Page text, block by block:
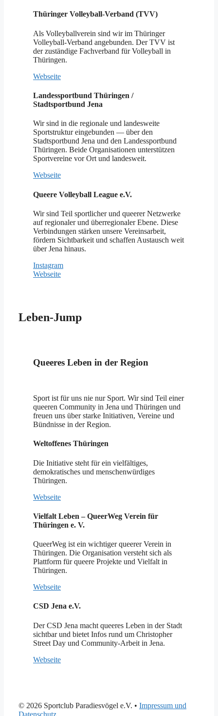
Thüringer Volleyball-Verband (TVV)
Als Volleyballverein sind wir im Thüringer
Volleyball-Verband angebunden. Der TVV ist
der zuständige Fachverband für Volleyball in
Thüringen.
Webseite
Landessportbund Thüringen /
Stadtsportbund Jena
Wir sind in die regionale und landesweite
Sportstruktur eingebunden — über den
Stadtsportbund Jena und den Landessportbund
Thüringen. Beide Organisationen unterstützen
Sportvereine vor Ort und landesweit.
Webseite
Queere Volleyball League e.V.
Wir sind Teil sportlicher und queerer Netzwerke
auf regionaler und überregionaler Ebene. Diese
Verbindungen stärken unsere Vereinsarbeit,
fördern Sichtbarkeit und schaffen Austausch weit
über Jena hinaus.
Instagram
Webseite
Leben-Jump
Queeres Leben in der Region
Sport ist für uns nie nur Sport. Wir sind Teil einer
queeren Community in Jena und Thüringen und
freuen uns über starke Initiativen, Vereine und
Bündnisse in der Region.
Weltoffenes Thüringen
Die Initiative steht für ein vielfältiges,
demokratisches und menschenwürdiges
Thüringen.
Webseite
Vielfalt Leben – QueerWeg Verein für
Thüringen e. V.
QueerWeg ist ein wichtiger queerer Verein in
Thüringen. Die Organisation versteht sich als
Plattform für queere Projekte und Vielfalt in
Thüringen.
Webseite
CSD Jena e.V.
Der CSD Jena macht queeres Leben in der Stadt
sichtbar und bietet Infos rund um Christopher
Street Day und Community-Arbeit in Jena.
Webseite
© 2026 Sportclub Paradiesvögel e.V. • Impressum und
Datenschutz